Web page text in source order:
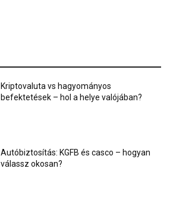
Kriptovaluta vs hagyományos
befektetések – hol a helye valójában?
Autóbiztosítás: KGFB és casco – hogyan
válassz okosan?